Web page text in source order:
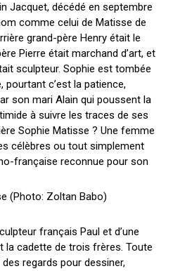
Jacquet, décédé en septembre
comme celui de Matisse de
grand-père Henry était le
Pierre était marchand d’art, et
sculpteur. Sophie est tombée
pourtant c’est la patience,
son mari Alain qui poussent la
à suivre les traces de ses
Sophie Matisse ? Une femme
célèbres ou tout simplement
française reconnue pour son
français Paul et d’une
la cadette de trois frères. Toute
regards pour dessiner,